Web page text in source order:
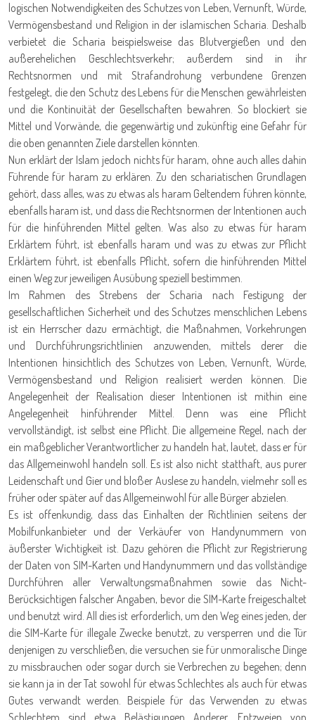
logischen Notwendigkeiten des Schutzes von Leben, Vernunft, Würde,
Vermögensbestand und Religion in der islamischen Scharia. Deshalb
verbietet die Scharia beispielsweise das Blutvergießen und den
außerehelichen Geschlechtsverkehr; außerdem sind in ihr
Rechtsnormen und mit Strafandrohung verbundene Grenzen
festgelegt, die den Schutz des Lebens für die Menschen gewährleisten
und die Kontinuität der Gesellschaften bewahren. So blockiert sie
Mittel und Vorwände, die gegenwärtig und zukünftig eine Gefahr für
die oben genannten Ziele darstellen könnten.
Nun erklärt der Islam jedoch nichts für haram, ohne auch alles dahin
Führende für haram zu erklären. Zu den schariatischen Grundlagen
gehört, dass alles, was zu etwas als haram Geltendem führen könnte,
ebenfalls haram ist, und dass die Rechtsnormen der Intentionen auch
für die hinführenden Mittel gelten. Was also zu etwas für haram
Erklärtem führt, ist ebenfalls haram und was zu etwas zur Pflicht
Erklärtem führt, ist ebenfalls Pflicht, sofern die hinführenden Mittel
einen Weg zur jeweiligen Ausübung speziell bestimmen.
Im Rahmen des Strebens der Scharia nach Festigung der
gesellschaftlichen Sicherheit und des Schutzes menschlichen Lebens
ist ein Herrscher dazu ermächtigt, die Maßnahmen, Vorkehrungen
und Durchführungsrichtlinien anzuwenden, mittels derer die
Intentionen hinsichtlich des Schutzes von Leben, Vernunft, Würde,
Vermögensbestand und Religion realisiert werden können. Die
Angelegenheit der Realisation dieser Intentionen ist mithin eine
Angelegenheit hinführender Mittel. Denn was eine Pflicht
vervollständigt, ist selbst eine Pflicht. Die allgemeine Regel, nach der
ein maßgeblicher Verantwortlicher zu handeln hat, lautet, dass er für
das Allgemeinwohl handeln soll. Es ist also nicht statthaft, aus purer
Leidenschaft und Gier und bloßer Auslese zu handeln, vielmehr soll es
früher oder später auf das Allgemeinwohl für alle Bürger abzielen.
Es ist offenkundig, dass das Einhalten der Richtlinien seitens der
Mobilfunkanbieter und der Verkäufer von Handynummern von
äußerster Wichtigkeit ist. Dazu gehören die Pflicht zur Registrierung
der Daten von SIM-Karten und Handynummern und das vollständige
Durchführen aller Verwaltungsmaßnahmen sowie das Nicht-
Berücksichtigen falscher Angaben, bevor die SIM-Karte freigeschaltet
und benutzt wird. All dies ist erforderlich, um den Weg eines jeden, der
die SIM-Karte für illegale Zwecke benutzt, zu versperren und die Tür
denjenigen zu verschließen, die versuchen sie für unmoralische Dinge
zu missbrauchen oder sogar durch sie Verbrechen zu begehen; denn
sie kann ja in der Tat sowohl für etwas Schlechtes als auch für etwas
Gutes verwandt werden. Beispiele für das Verwenden zu etwas
Schlechtem sind etwa Belästigungen Anderer, Entzweien von